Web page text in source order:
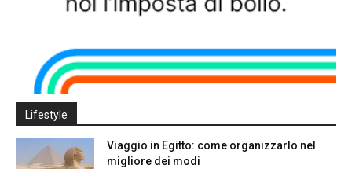
Lifestyle
Viaggio in Egitto: come organizzarlo nel
migliore dei modi